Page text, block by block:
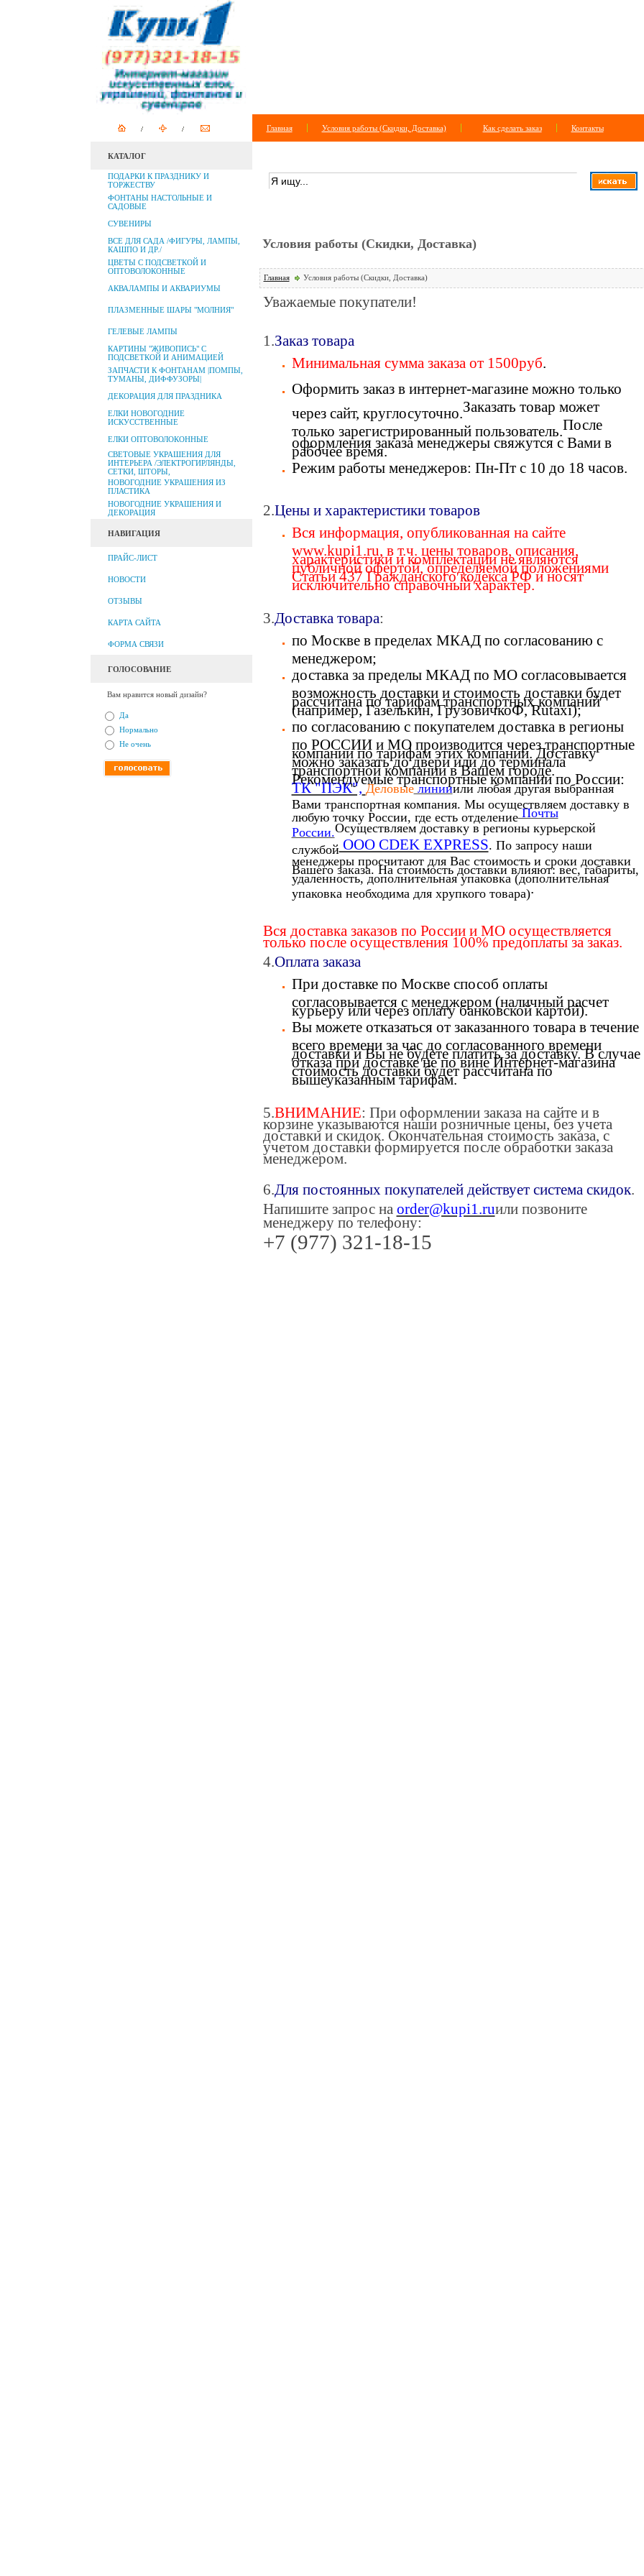
Главная Условия работы (Скидки, Доставка) Как сделать заказ Контакты
КАТАЛОГ
ПОДАРКИ К ПРАЗДНИКУ И
ТОРЖЕСТВУ
ФОНТАНЫ НАСТОЛЬНЫЕ И
САДОВЫЕ
СУВЕНИРЫ
ВСЕ ДЛЯ САДА /ФИГУРЫ, ЛАМПЫ,
КАШПО И ДР./
ЦВЕТЫ С ПОДСВЕТКОЙ И
ОПТОВОЛОКОННЫЕ
АКВАЛАМПЫ И АКВАРИУМЫ
ПЛАЗМЕННЫЕ ШАРЫ "МОЛНИЯ"
ГЕЛЕВЫЕ ЛАМПЫ
КАРТИНЫ "ЖИВОПИСЬ" С
ПОДСВЕТКОЙ И АНИМАЦИЕЙ
ЗАПЧАСТИ К ФОНТАНАМ |ПОМПЫ,
ТУМАНЫ, ДИФФУЗОРЫ|
ДЕКОРАЦИЯ ДЛЯ ПРАЗДНИКА
ЕЛКИ НОВОГОДНИЕ
ИСКУССТВЕННЫЕ
ЕЛКИ ОПТОВОЛОКОННЫЕ
СВЕТОВЫЕ УКРАШЕНИЯ ДЛЯ
ИНТЕРЬЕРА /ЭЛЕКТРОГИРЛЯНДЫ,
СЕТКИ, ШТОРЫ,
НОВОГОДНИЕ УКРАШЕНИЯ ИЗ
ПЛАСТИКА
НОВОГОДНИЕ УКРАШЕНИЯ И
ДЕКОРАЦИЯ
НАВИГАЦИЯ
ПРАЙС-ЛИСТ
НОВОСТИ
ОТЗЫВЫ
КАРТА САЙТА
ФОРМА СВЯЗИ
ГОЛОСОВАНИЕ
Вам нравится новый дизайн?
Да
Нормально
Не очень
Условия работы (Скидки, Доставка)
Главная Условия работы (Скидки, Доставка)
Уважаемые покупатели!
1.Заказ товара
Минимальная сумма заказа от 1500руб.
Оформить заказ в интернет-магазине можно только
через сайт, круглосуточно. Заказать товар может
только зарегистрированный пользователь. После
оформления заказа менеджеры свяжутся с Вами в
рабочее время.
Режим работы менеджеров: Пн-Пт с 10 до 18 часов.
2.Цены и характеристики товаров
Вся информация, опубликованная на сайте
www.kupi1.ru, в т.ч. цены товаров, описания,
характеристики и комплектации не являются
публичной офертой, определяемой положениями
Статьи 437 Гражданского кодекса РФ и носят
исключительно справочный характер.
3.Доставка товара:
по Москве в пределах МКАД по согласованию с
доставка за пределы МКАД по МО согласовывается
возможность доставки и стоимость доставки будет
рассчитана по тарифам транспортных компаний
(например, Газелькин, ГрузовичкоФ, Rutaxi);
по согласованию с покупателем доставка в регионы
по РОССИИ и МО производится через транспортные
компании по тарифам этих компаний. Доставку
можно заказать до двери или до терминала
транспортной компании в Вашем городе.
Рекомендуемые транспортные компании по России:
ТК "ПЭК", Деловыелинииили любая другая выбранная
Вами транспортная компания. Мы осуществляем доставку в
любую точку России, где есть отделениеПочты
России. Осуществляем доставку в регионы курьерской
службой OOO CDEK EXPRESS. По запросу наши
менеджеры просчитают для Вас стоимость и сроки доставки
Вашего заказа. На стоимость доставки влияют: вес, габариты,
удаленность, дополнительная упаковка (дополнительная
упаковка необходима для хрупкого товара).
Вся доставка заказов по России и МО осуществляется
только после осуществления 100% предоплаты за заказ.
4.Оплата заказа
При доставке по Москве способ оплаты
согласовывается с менеджером (наличный расчет
курьеру или через оплату банковской картой).
Вы можете отказаться от заказанного товара в течение
доставки и Вы не будете платить за доставку. В случае
отказа при доставке не по вине Интернет-магазина
стоимость доставки будет рассчитана по
вышеуказанным тарифам.
5.ВНИМАНИЕ: При оформлении заказа на сайте и в
корзине указываются наши розничные цены, без учета
доставки и скидок. Окончательная стоимость заказа, с
учетом доставки формируется после обработки заказа
менеджером.
6.Для постоянных покупателейдействует система скидок.
Напишите запрос на order@kupi1.ruили позвоните
менеджеру по телефону:
+7 (977) 321-18-15